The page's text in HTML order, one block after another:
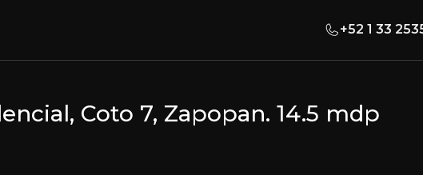
+52 1 33
Coto 7, Zapopan. 14.5 mdp